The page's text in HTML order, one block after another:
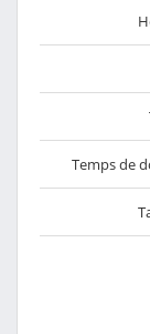
Temps de